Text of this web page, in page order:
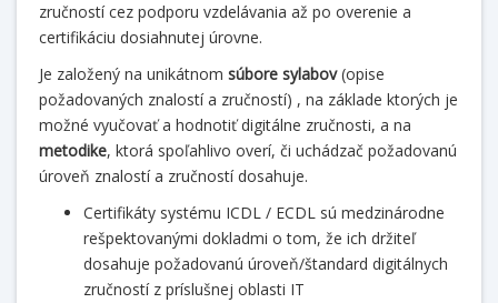
zručností cez podporu vzdelávania až po overenie a
certifikáciu dosiahnutej úrovne.
Je založený na unikátnom súbore sylabov(opise
požadovaných znalostí a zručností) , na základe ktorých je
možné vyučovať a hodnotiť digitálne zručnosti, a na
metodike, ktorá spoľahlivo overí, či uchádzač požadovanú
úroveň znalostí a zručností dosahuje.
Certifikáty systému ICDL / ECDL sú medzinárodne
rešpektovanými dokladmi o tom, že ich držiteľ
dosahuje požadovanú úroveň/štandard digitálnych
zručností z príslušnej oblasti IT